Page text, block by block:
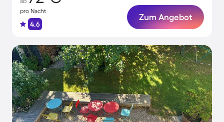
pro Nacht
4.6
Zum Angebot